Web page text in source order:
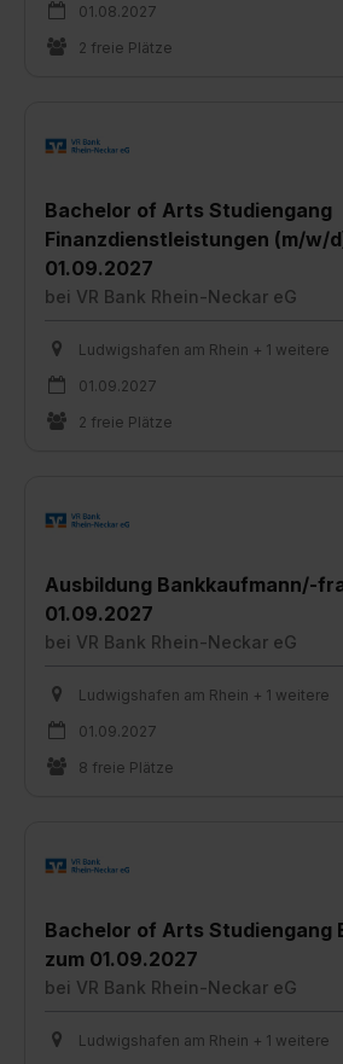
01.08.2027
2 freie Plätze
Bachelor of Arts Studiengang
Finanzdienstleistungen (m/w/
01.09.2027
bei VR Bank Rhein-Neckar eG
Ludwigshafen am Rhein + 1 weitere
01.09.2027
2 freie Plätze
Ausbildung Bankkaufmann/-
01.09.2027
bei VR Bank Rhein-Neckar eG
Ludwigshafen am Rhein + 1 weitere
01.09.2027
8 freie Plätze
Bachelor of Arts Studiengang
zum 01.09.2027
bei VR Bank Rhein-Neckar eG
Ludwigshafen am Rhein + 1 weitere